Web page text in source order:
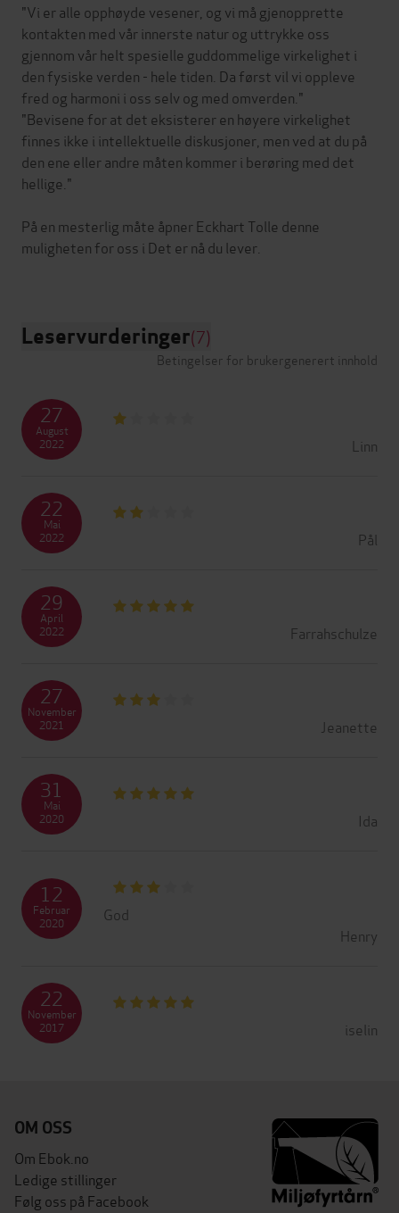
"Vi er alle opphøyde vesener, og vi må gjenopprette
kontakten med vår innerste natur og uttrykke oss
gjennom vår helt spesielle guddommelige virkelighet i
den fysiske verden - hele tiden. Da først vil vi oppleve
fred og harmoni i oss selv og med omverden."
"Bevisene for at det eksisterer en høyere virkelighet
finnes ikke i intellektuelle diskusjoner, men ved at du på
den ene eller andre måten kommer i berøring med det
hellige."
På en mesterlig måte åpner Eckhart Tolle denne
muligheten for oss i Det er nå du lever.
Leservurderinger(7)
Betingelser for brukergenerert innhold
Linn
27
August
2022
Pål
22
Mai
2022
Farrahschulze
29
April
2022
Jeanette
27
November
2021
Ida
31
Mai
2020
God
Henry
12
Februar
2020
iselin
22
November
2017
OM OSS
Om Ebok.no
Ledige stillinger
Følg oss på Facebook